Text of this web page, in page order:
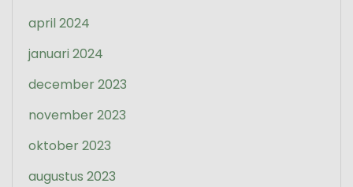
april 2024
januari 2024
december 2023
november 2023
oktober 2023
augustus 2023